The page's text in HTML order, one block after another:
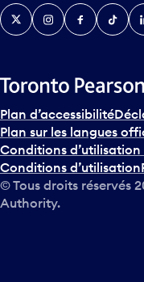
TwitterInstagramFacebook
TikTok
Plan d’accessibilité
Plan sur les langues
Conditions
Conditions d’utilisation
© Tous droits réservés
Authority.